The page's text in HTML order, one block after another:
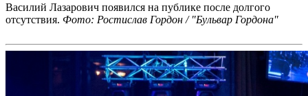
Василий Лазарович появился на публике после долгого
отсутствия. Фото: Ростислав Гордон / "Бульвар Гордона"